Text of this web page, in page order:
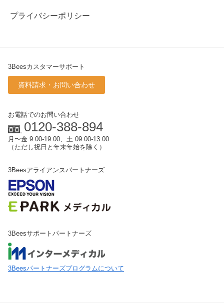
プライバシーポリシー
3Beesカスタマーサポート
資料請求・お問い合わせ
お電話でのお問い合わせ
0120-388-894
月〜金 9:00-19:00、土 09:00-13:00
（ただし祝日と年末年始を除く）
3Beesアライアンスパートナーズ
3Beesサポートパートナーズ
3Beesパートナーズプログラムについて